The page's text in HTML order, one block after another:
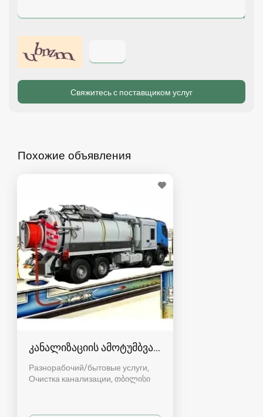
Похожие объявления
კანალიზაციის ამოტუმბვა, გაწმენდა
Разнорабочий/бытовые услуги,
Очистка канализации თბილისი